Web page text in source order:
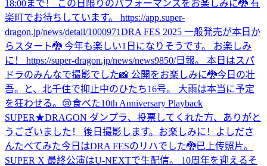
18:00まで！ この日限りのパフォーマンスをお楽しみに🐉 有
楽町でお待ちしています。 https://app.super-
dragon.jp/news/detail/1000971DRA FES 2025 一般発売が本日か
らスタート🐉 今年も楽しい1日になりそうです。 お楽しみ
に！ https://super-dragon.jp/news/news9850/日報。 本日はスパ
ドラのみんなで撮影でした📸 公開をお楽しみに🐉今日の壮
吾。と、北千住で抑止中のひたち16号。 大雨は本当に予定
を狂わせる。😢食べた10th Anniversary Playback
SUPER★DRAGON ダンプラ、投票してくれた方、ありがと
うございました！ 後日撮影します。お楽しみに！
よしださ
んたべてみた今日はDRA FESのリハでした🐉已上传照片。
SUPER X 最終公演はU-NEXTで生配信。 10周年を迎えるそ